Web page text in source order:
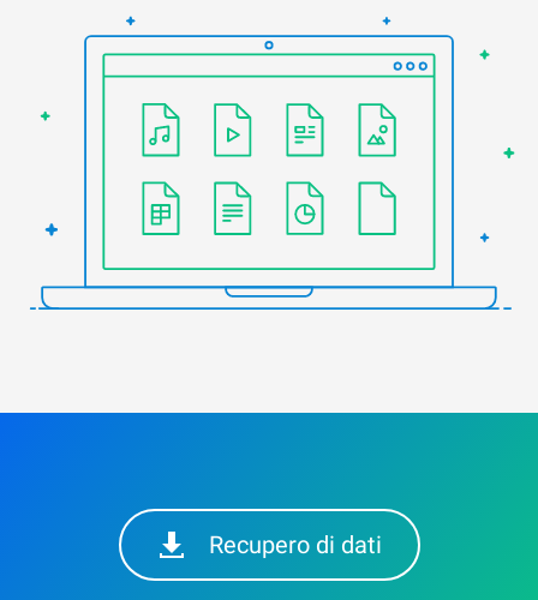
Recupero di dati